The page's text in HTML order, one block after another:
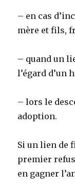
– en cas
mère et fils,
– quand un
l’égard d’un
– lors le
adoption.
Si un lien de
premier
en gagner